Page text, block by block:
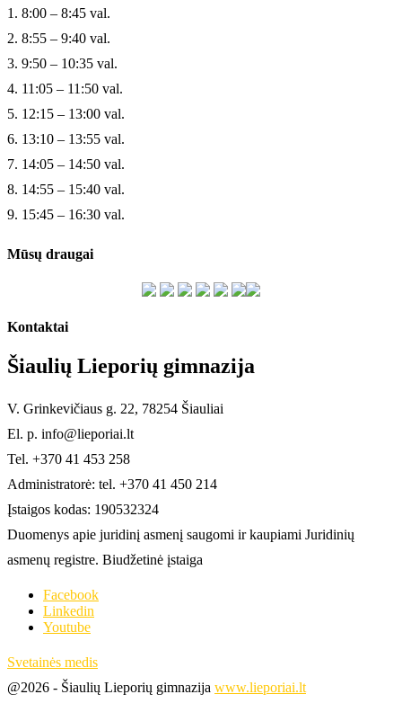
1. 8:00 – 8:45 val.
2. 8:55 – 9:40 val.
3. 9:50 – 10:35 val.
4. 11:05 – 11:50 val.
5. 12:15 – 13:00 val.
6. 13:10 – 13:55 val.
7. 14:05 – 14:50 val.
8. 14:55 – 15:40 val.
9. 15:45 – 16:30 val.
Mūsų draugai
Kontaktai
Šiaulių Lieporių gimnazija
V. Grinkevičiaus g. 22, 78254 Šiauliai
El. p. info@lieporiai.lt
Tel. +370 41 453 258
Administratorė: tel. +370 41 450 214
Įstaigos kodas: 190532324
Duomenys apie juridinį asmenį saugomi ir kaupiami Juridinių
asmenų registre. Biudžetinė įstaiga
Facebook
Linkedin
Youtube
Svetainės medis
@2026 - Šiaulių Lieporių gimnazija www.lieporiai.lt